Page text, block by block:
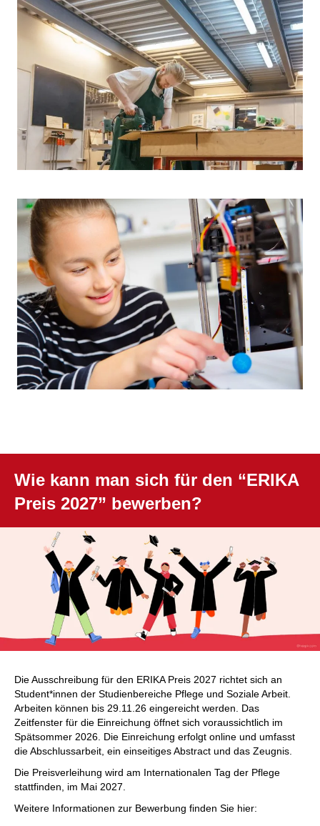
Wie kann man sich für den “ERIKA
Preis 2027” bewerben?
Die Ausschreibung für den ERIKA Preis 2027 richtet sich an
Student*innen der Studienbereiche Pflege und Soziale Arbeit.
Arbeiten können bis 29.11.26 eingereicht werden. Das
Zeitfenster für die Einreichung öffnet sich voraussichtlich im
Spätsommer 2026. Die Einreichung erfolgt online und umfasst
die Abschlussarbeit, ein einseitiges Abstract und das Zeugnis.
Die Preisverleihung wird am Internationalen Tag der Pflege
stattfinden, im Mai 2027.
Weitere Informationen zur Bewerbung finden Sie hier: